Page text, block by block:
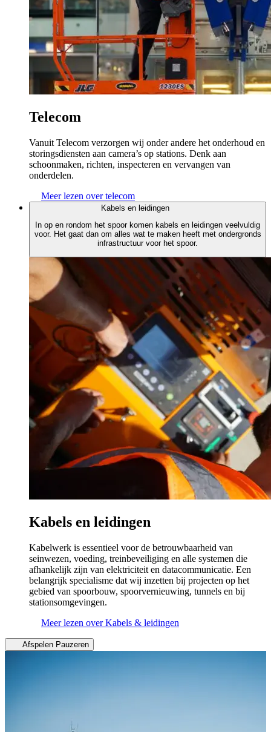
Telecom
Vanuit Telecom verzorgen wij onder andere het onderhoud en
storingsdiensten aan camera’s op stations. Denk aan
schoonmaken, richten, inspecteren en vervangen van
onderdelen.
Meer lezen over telecom
Kabels en leidingen
In op en rondom het spoor komen kabels en leidingen veelvuldig
voor. Het gaat dan om alles wat te maken heeft met ondergronds
infrastructuur voor het spoor.
Kabels en leidingen
Kabelwerk is essentieel voor de betrouwbaarheid van
seinwezen, voeding, treinbeveiliging en alle systemen die
afhankelijk zijn van elektriciteit en datacommunicatie. Een
belangrijk specialisme dat wij inzetten bij projecten op het
gebied van spoorbouw, spoorvernieuwing, tunnels en bij
stationsomgevingen.
Meer lezen over Kabels & leidingen
Afspelen Pauzeren